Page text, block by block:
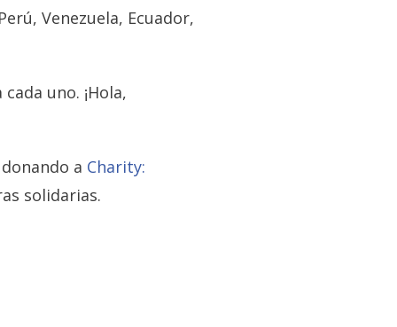
Venezuela, Ecuador,
uno. ¡Hola,
a Charity:
solidarias.